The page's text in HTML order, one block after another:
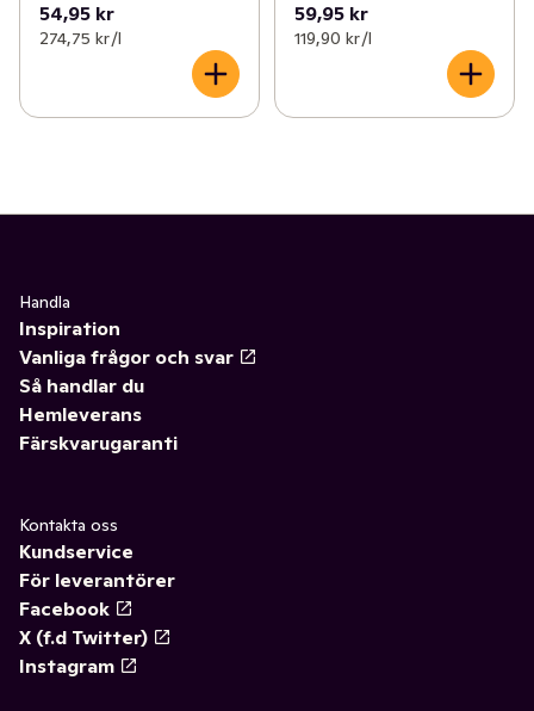
54,95 kr
274,75 kr /l
59,95 kr
119,90 kr /l
Handla
Inspiration
Vanliga frågor och svar
Så handlar du
Hemleverans
Färskvarugaranti
Kontakta oss
Kundservice
För leverantörer
Facebook
X (f.d Twitter)
Instagram